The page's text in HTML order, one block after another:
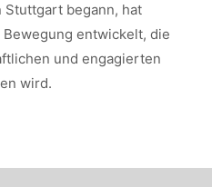
begann, hat
entwickelt, die
und engagierten
wird.